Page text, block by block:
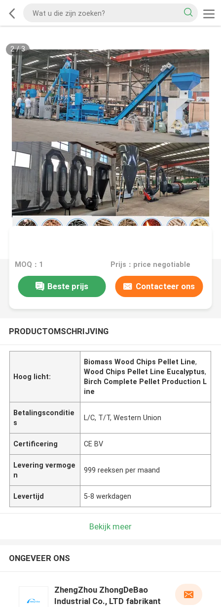
2/3
MOQ：1 Prijs：price negotiable
Beste prijs Contacteer ons
PRODUCTOMSCHRIJVING
Hoog licht:
Biomass Wood Chips Pellet Line,
Wood Chips Pellet Line Eucalyptus,
Birch Complete Pellet Production L
ine
Betalingsconditie
s
L/C, T/T, Western Union
Certificering CE BV
Levering vermoge
n
999 reeksen per maand
Levertijd 5-8 werkdagen
Bekijk meer
ONGEVEER ONS
ZhengZhou ZhongDeBao
Industrial Co., LTD fabrikant